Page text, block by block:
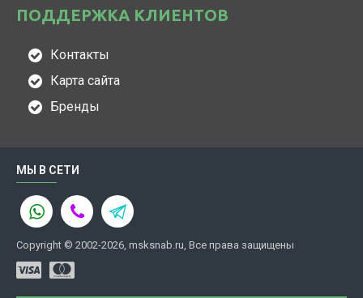
ПОДДЕРЖКА КЛИЕНТОВ
Контакты
Карта сайта
Бренды
МЫ В СЕТИ
Copyright © 2002-2026, msksnab.ru, Все права защищены